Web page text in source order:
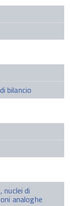
bilancio
nuclei di
analoghe